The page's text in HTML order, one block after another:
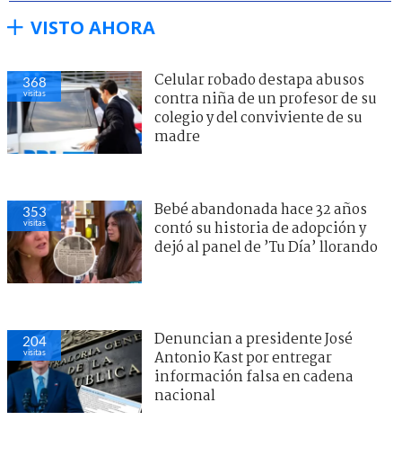
VISTO AHORA
368
visitas
Celular robado destapa abusos
contra niña de un profesor de su
colegio y del conviviente de su
madre
353
visitas
Bebé abandonada hace 32 años
contó su historia de adopción y
dejó al panel de ’Tu Día’ llorando
204
visitas
Denuncian a presidente José
Antonio Kast por entregar
información falsa en cadena
nacional